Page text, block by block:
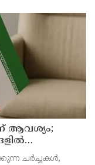
ആവശ്യം;
ചര്‍ച്ചകള്‍,